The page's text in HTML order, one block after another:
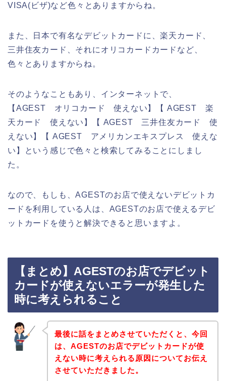
VISA(ビザ)など色々とありますからね。
また、日本で有名なデビットカードに、楽天カード、
三井住友カード、それにオリコカードカードなど、
色々とありますからね。
そのようなこともあり、インターネットで、
【AGEST オリコカード 使えない】【 AGEST 楽
天カード 使えない】【 AGEST 三井住友カード 使
えない】【 AGEST アメリカンエキスプレス 使えな
い】という感じで色々と検索してみることにしまし
た。
なので、もしも、AGESTのお店で使えないデビットカ
ードを利用している人は、AGESTのお店で使えるデビ
ットカードを使うと解決できると思いますよ。
【まとめ】AGESTのお店でデビット
カードが使えないエラーが発生した
時に考えられること
最後に話をまとめさせていただくと、今回
は、AGESTのお店でデビットカードが使
えない時に考えられる原因についてお伝え
させていただきました。